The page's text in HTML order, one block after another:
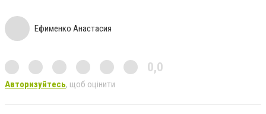
Ефименко Анастасия
0,0
Авторизуйтесь, щоб оцінити